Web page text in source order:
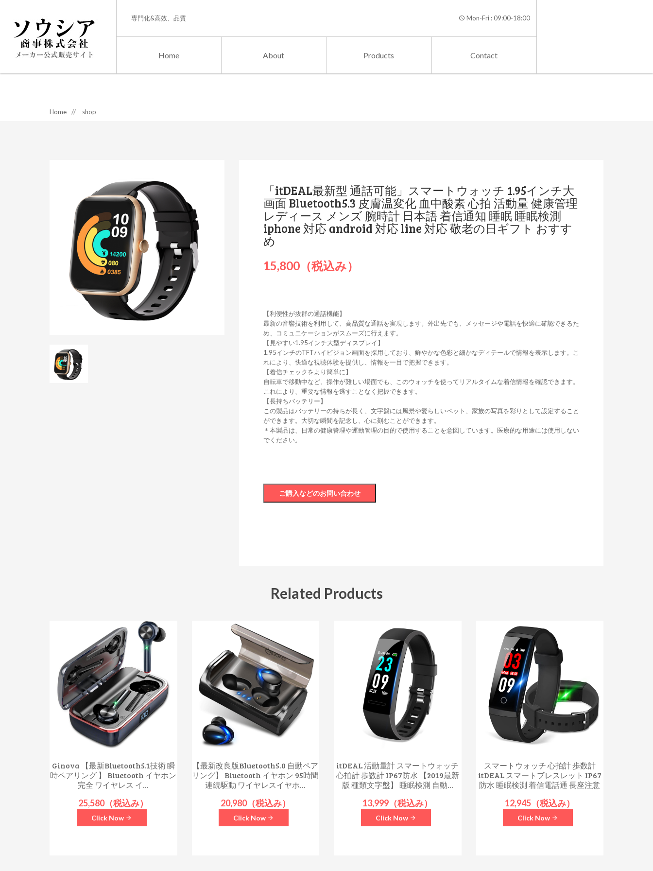
専門化&高效、品質 Mon-Fri : 09:00-18:00
Home About Products Contact
Home // shop
「itDEAL最新型 通話可能」スマートウォッチ 1.95インチ大
画面 Bluetooth5.3 皮膚温変化 血中酸素 心拍 活動量 健康管理
レディース メンズ 腕時計 日本語 着信通知 睡眠 睡眠検測
iphone 対応 android 対応 line 対応 敬老の日ギフト おすす
め
15,800（税込み）
【利便性が抜群の通話機能】
最新の音響技術を利用して、高品質な通話を実現します。外出先でも、メッセージや電話を快適に確認できるた
め、コミュニケーションがスムーズに行えます。
【見やすい1.95インチ大型ディスプレイ】
1.95インチのTFTハイビジョン画面を採用しており、鮮やかな色彩と細かなディテールで情報を表示します。こ
れにより、快適な視聴体験を提供し、情報を一目で把握できます。
【着信チェックをより簡単に】
自転車で移動中など、操作が難しい場面でも、このウォッチを使ってリアルタイムな着信情報を確認できます。
これにより、重要な情報を逃すことなく把握できます。
【長持ちバッテリー】
この製品はバッテリーの持ちが長く、文字盤には風景や愛らしいペット、家族の写真を彩りとして設定すること
ができます。大切な瞬間を記念し、心に刻むことができます。
＊本製品は、日常の健康管理や運動管理の目的で使用することを意図しています。医療的な用途には使用しない
でください。
Related Products
Ginova 【最新Bluetooth5.1技術 瞬
時ペアリング 】 Bluetooth イヤホン
完全 ワイヤレス イ...
25,580（税込み）
Click Now
【最新改良版Bluetooth5.0 自動ペア
リング】 Bluetooth イヤホン 95時間
連続駆動 ワイヤレスイヤホ...
20,980（税込み）
Click Now
itDEAL 活動量計 スマートウォッチ
心拍計 歩数計 IP67防水 【2019最新
版 種類文字盤】 睡眠検測 自動...
13,999（税込み）
Click Now
スマートウォッチ 心拍計 歩数計
itDEAL スマートブレスレット IP67
防水 睡眠検測 着信電話通 長座注意
12,945（税込み）
Click Now